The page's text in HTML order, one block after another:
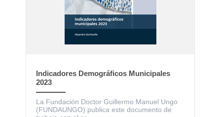
Indicadores Demográficos Municipales
2023
La Fundación Doctor Guillermo Manuel Ungo
(FUNDAUNGO) publica este documento de